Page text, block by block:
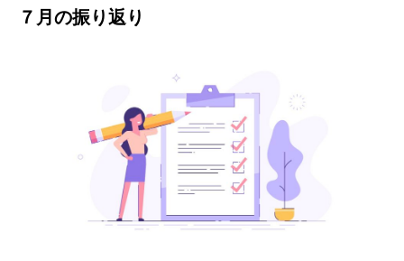
７月の振り返り